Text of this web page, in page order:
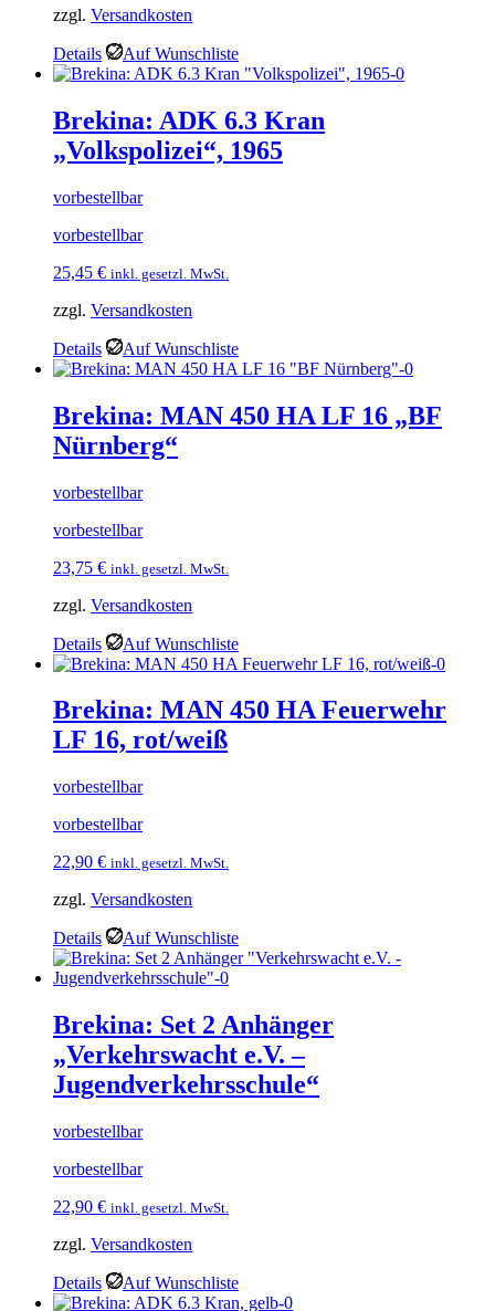
zzgl. Versandkosten
Details Auf Wunschliste
Brekina: ADK 6.3 Kran
„Volkspolizei“, 1965
vorbestellbar
vorbestellbar
25,45 € inkl. gesetzl. MwSt.
zzgl. Versandkosten
Details Auf Wunschliste
Brekina: MAN 450 HA LF 16 „BF
Nürnberg“
vorbestellbar
vorbestellbar
23,75 € inkl. gesetzl. MwSt.
zzgl. Versandkosten
Details Auf Wunschliste
Brekina: MAN 450 HA Feuerwehr
LF 16, rot/weiß
vorbestellbar
vorbestellbar
22,90 € inkl. gesetzl. MwSt.
zzgl. Versandkosten
Details Auf Wunschliste
Brekina: Set 2 Anhänger
„Verkehrswacht e.V. –
Jugendverkehrsschule“
vorbestellbar
vorbestellbar
22,90 € inkl. gesetzl. MwSt.
zzgl. Versandkosten
Details Auf Wunschliste